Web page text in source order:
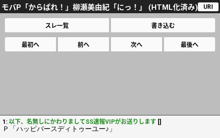
モバP「からぱれ！」柳瀬美由紀「にっ！」 (HTML化済み) URI
スレ一覧 書き込む
最初へ 前へ 次へ 最後へ
1: 以下、名無しにかわりましてSS速報VIPがお送りします []
Ｐ「ハッピバースディトゥーユー♪」